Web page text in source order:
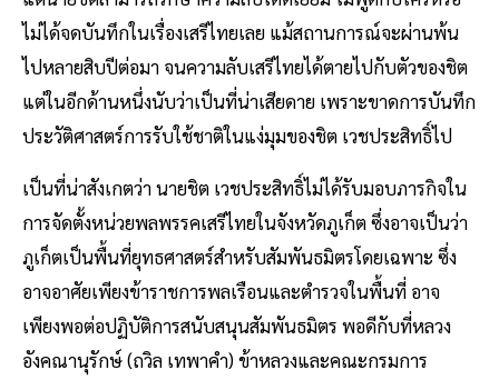
ไม่ได้จดบันทึกในเรื่องเสรีไทยเลย แม้สถานการณ์จะผ่านพ้น
ไปหลายสิบปีต่อมา จนความลับเสรีไทยได้ตายไปกับตัวของชิต
แต่ในอีกด้านหนึ่งนับว่าเป็นที่น่าเสียดาย เพราะขาดการบันทึก
ประวัติศาสตร์การรับใช้ชาติในแง่มุมของชิต เวชประสิทธิ์ไป
เป็นที่น่าสังเกตว่า นายชิต เวชประสิทธิ์ไม่ได้รับมอบภารกิจใน
การจัดตั้งหน่วยพลพรรคเสรีไทยในจังหวัดภูเก็ต ซึ่งอาจเป็นว่า
ภูเก็ตเป็นพื้นที่ยุทธศาสตร์สำหรับสัมพันธมิตรโดยเฉพาะ ซึ่ง
อาจอาศัยเพียงข้าราชการพลเรือนและตำรวจในพื้นที่ อาจ
เพียงพอต่อปฏิบัติการสนับสนุนสัมพันธมิตร พอดีกับที่หลวง
อังคณานุรักษ์ (ถวิล เทพาคำ) ข้าหลวงและคณะกรมการ